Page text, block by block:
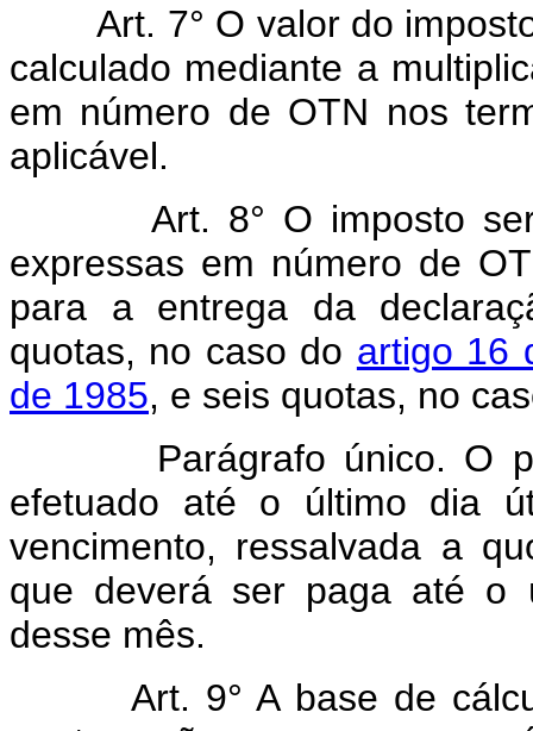
Art. 7° O valor do
calculado mediante a
em número de OTN nos
aplicável.
Art. 8° O imposto
expressas em número de
para a entrega da
quotas, no caso do artigo 16
de 1985, e seis quotas, no
Parágrafo único. O
efetuado até o último dia
vencimento, ressalvada a
que deverá ser paga até o
desse mês.
Art. 9° A base de